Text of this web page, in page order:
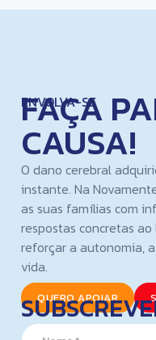
ENVOLVA-SE
FAÇA
CAUSA!
O dano cerebral
instante. Na
as suas famílias com
respostas concretas
reforçar a autonomia,
vida.
QUERO APOIAR
E
m
N